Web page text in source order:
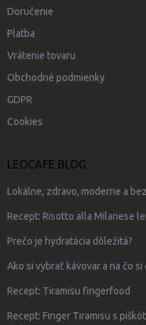
Doručenie
Platba
Vrátenie tovaru
Obchodné podmienky
GDPR
Cookies
LEOCAFE BLOG
Lokálne, zdravo, moderne a
Recept: Risotto alla Milanese
Prečo je hydratácia dôležitá?
Ako si vybrať kávovar a na čo
Recept: Tiramisu fingerfood
Recept: Finger Tiramisu s